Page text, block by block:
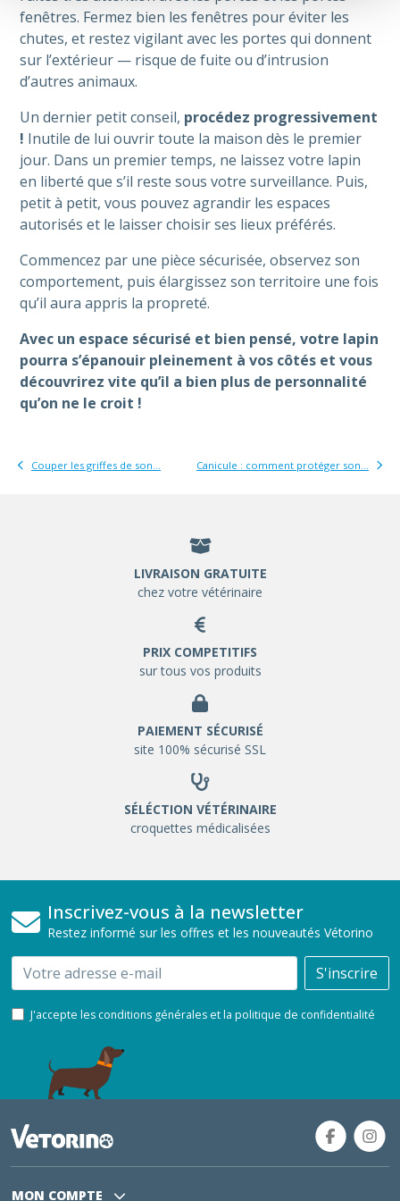
fenêtres. Fermez bien les fenêtres pour éviter les
chutes, et restez vigilant avec les portes qui donnent
sur l’extérieur — risque de fuite ou d’intrusion
d’autres animaux.
Un dernier petit conseil, procédez progressivement
! Inutile de lui ouvrir toute la maison dès le premier
jour. Dans un premier temps, ne laissez votre lapin
en liberté que s’il reste sous votre surveillance. Puis,
petit à petit, vous pouvez agrandir les espaces
autorisés et le laisser choisir ses lieux préférés.
Commencez par une pièce sécurisée, observez son
comportement, puis élargissez son territoire une fois
qu’il aura appris la propreté.
Avec un espace sécurisé et bien pensé, votre lapin
pourra s’épanouir pleinement à vos côtés et vous
découvrirez vite qu’il a bien plus de personnalité
qu’on ne le croit !
Couper les griffes de son... Canicule : comment protéger son...
LIVRAISON GRATUITE
chez votre vétérinaire
PRIX COMPETITIFS
sur tous vos produits
PAIEMENT SÉCURISÉ
site 100% sécurisé SSL
SÉLÉCTION VÉTÉRINAIRE
croquettes médicalisées
Inscrivez-vous à la newsletter
Restez informé sur les offres et les nouveautés Vétorino
Email S'inscrire
J'accepte les conditions générales et la politique de confidentialité
MON COMPTE